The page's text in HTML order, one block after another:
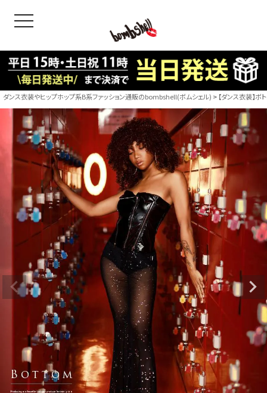
toggle navigation
＝ボムシェル】はダンス衣装専門ブランド。
衣装ならお任せ！オリジナル衣装やダンス衣装のトータル
ィネートのご提案。 ボムシェルならではの最新で斬新な
えをお届け。 撮影で使用してる小物や靴などダンサー必
ーデはイメージしやすく、全てボムシェルでご購入可能。
とは差別化出来るしっかりした衣装のご提案はダンサー
ージ映えを全力で応援してます。
商品一覧
B/bomb
【B/bomb
「これど
好き女子
レッスン
シルエッ
ンなど、
ゃれ女子
ダンス衣装やヒップホップ系B系ファッション通販のbombshell(ボムシェル) 【ダンス衣装】ボ